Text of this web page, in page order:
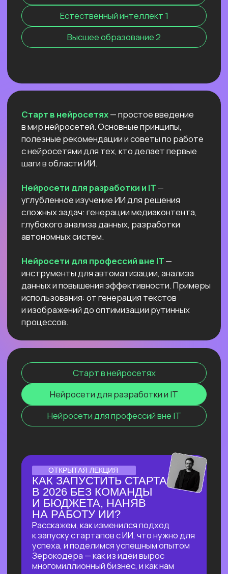
Старт в нейросетях— простое введение
в мир нейросетей. Основные принципы,
полезные рекомендации и советы по работе
с нейросетями для тех, кто делает первые
шаги в области ИИ.
Нейросети для разработки и IT
глубокого анализа данных, разработки
автономных систем.
Нейросети для профессий вне IT—
инструменты для автоматизации, анализа
данных и повышения эффективности.
рутинных процессов.
Старт в нейросетях
Нейросети для разработки и IT
Нейросети для профессий вне IT
Нейросети 28
IT-профессии 16
Для детей 8
Естественный интеллект 1
ОНЛАЙН-СЕМИНАР
ПО ПЕРПЛЕКСИТИ ИИ ДЛЯ
ПЕДАГОГОВ
И РЕПЕТИТОРОВ
Соберем «вау-урок» для ваших
учеников и студентов за минуты
и расскажем, как сделать это
стабильной практикой.
Узнать подробнее
ПО ПРИМЕНЕНИЮ ИИ
ДЛЯ ЮРИДИЧЕСКИХ ЗАДАЧ
В прямом эфире мы покажем, как
с помощью ИИ автоматизировать
до 90% работы со сложными
документами, за минуты проверять
их на соответствие законодательству
и кратно сократить время на рутинные
задачи!
Узнать подробнее